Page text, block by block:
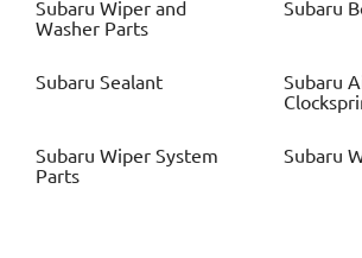
Subaru Wiper and
Washer Parts
Subaru
Subaru Sealant Subaru
Subaru Wiper System
Parts
Subaru